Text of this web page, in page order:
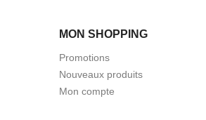
MON SHOPPING
Promotions
Nouveaux produits
Mon compte